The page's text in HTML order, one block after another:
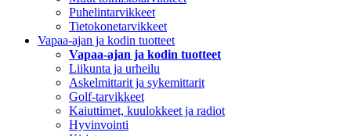
Puhelintarvikkeet
Tietokonetarvikkeet
Vapaa-ajan ja kodin tuotteet
Vapaa-ajan ja kodin tuotteet
Liikunta ja urheilu
Askelmittarit ja sykemittarit
Golf-tarvikkeet
Kaiuttimet, kuulokkeet ja radiot
Hyvinvointi